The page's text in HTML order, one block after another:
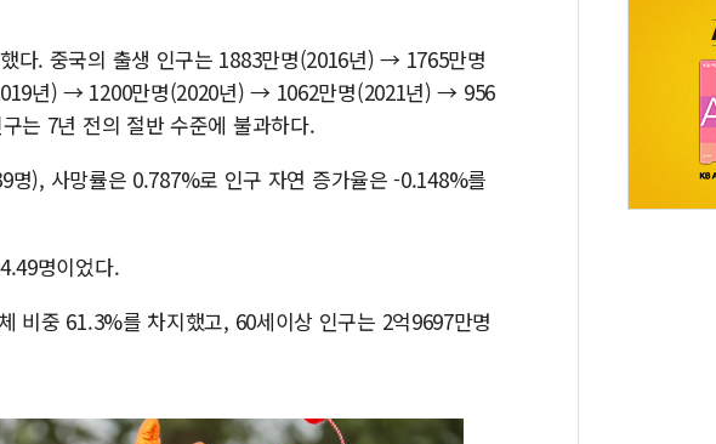
다. 중국의 출생 인구는 1883만명(2016년) → 1765만명
년) → 1200만명(2020년) → 1062만명(2021년) → 956
는 7년 전의 절반 수준에 불과하다.
), 사망률은 0.787%로 인구 자연 증가율은 -0.148%를
명이었다.
비중 61.3%를 차지했고, 60세이상 인구는 2억9697만명